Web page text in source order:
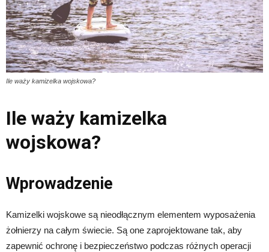
Ile waży kamizelka wojskowa?
Ile waży kamizelka
wojskowa?
Wprowadzenie
Kamizelki wojskowe są nieodłącznym elementem wyposażenia
żołnierzy na całym świecie. Są one zaprojektowane tak, aby
zapewnić ochronę i bezpieczeństwo podczas różnych operacji